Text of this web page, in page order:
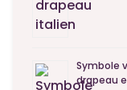
Symbole
drapeau